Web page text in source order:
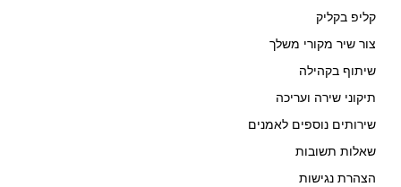
קליפ בקליק
צור שיר מקורי משלך
שיתוף בקהילה
תיקוני שירה ועריכה
שירותים נוספים לאמנים
שאלות תשובות
הצהרת נגישות